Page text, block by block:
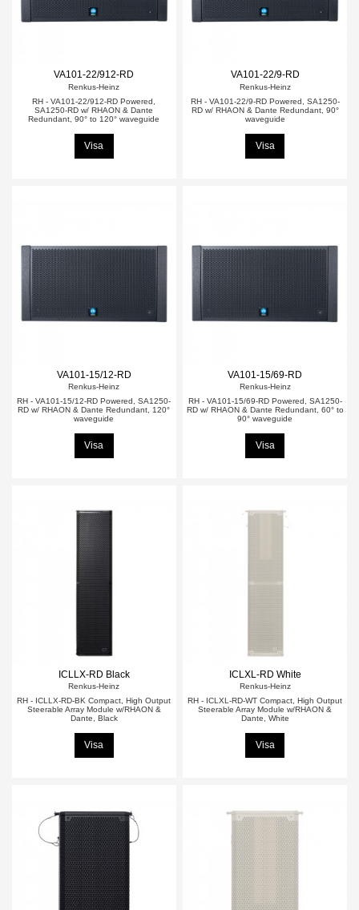
VA101-22/912-RD
Renkus-Heinz
RH - VA101-22/912-RD Powered,
SA1250-RD w/ RHAON & Dante
Redundant, 90° to 120° waveguide
Visa
VA101-22/9-RD
Renkus-Heinz
RH - VA101-22/9-RD Powered, SA1250-
RD w/ RHAON & Dante Redundant, 90°
waveguide
Visa
VA101-15/12-RD
Renkus-Heinz
RH - VA101-15/12-RD Powered, SA1250-
RD w/ RHAON & Dante Redundant, 120°
waveguide
Visa
VA101-15/69-RD
Renkus-Heinz
RH - VA101-15/69-RD Powered, SA1250-
RD w/ RHAON & Dante Redundant, 60° to
90° waveguide
Visa
ICLLX-RD Black
Renkus-Heinz
RH - ICLLX-RD-BK Compact, High Output
Steerable Array Module w/RHAON &
Dante, Black
Visa
ICLXL-RD White
Renkus-Heinz
RH - ICLXL-RD-WT Compact, High Output
Steerable Array Module w/RHAON &
Dante, White
Visa